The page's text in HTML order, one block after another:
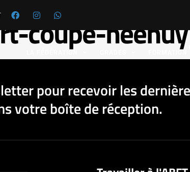
coupe-
pour recevoir les
votre boîte de réception.